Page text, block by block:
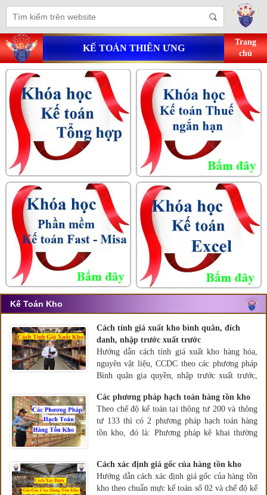
KẾ TOÁN THIÊN ƯNG
Trang
chủ
Kế Toán Kho
Cách tính giá xuất kho bình quân, đích
danh, nhập trước xuất trước
Hướng dẫn cách tính giá xuất kho hàng hóa,
nguyên vật liệu, CCDC theo các phương pháp
Bình quân gia quyền, nhập trước xuất trước,
để tính giá vốn hàng tồn kho.
Các phương pháp hạch toán hàng tồn kho
Theo chế độ kế toán tại thông tư 200 và thông
tư 133 thì có 2 phương pháp hạch toán hàng
tồn kho, đó là: Phương pháp kê khai thường
Cách xác định giá gốc của hàng tồn kho
Hướng dẫn cách xác định giá gốc của hàng tồn
kho theo chuẩn mực kế toán số 02 và chế độ kế